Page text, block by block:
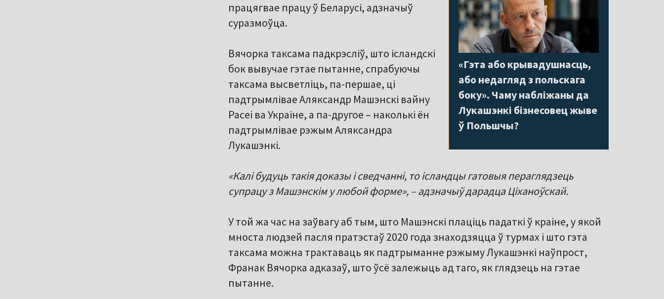
«Гэта або крывадушнасць,
або недагляд з польскага
боку». Чаму набліжаны да
Лукашэнкі бізнесовец жыве
ў Польшчы?
працягвае працу ў Беларусі, адзначыў
суразмоўца.
Вячорка таксама падкрэсліў, што ісландскі
бок вывучае гэтае пытанне, спрабуючы
таксама высветліць, па-першае, ці
падтрымлівае Аляксандр Машэнскі вайну
Расеі ва Украіне, а па-другое – наколькі ён
падтрымлівае рэжым Аляксандра
Лукашэнкі.
«Калі будуць такія доказы і сведчанні, то ісландцы гатовыя пераглядзець
супрацу з Машэнскім у любой форме», – адзначыў дарадца Ціханоўскай.
У той жа час на заўвагу аб тым, што Машэнскі плаціць падаткі ў краіне, у якой
мноста людзей пасля пратэстаў 2020 года знаходзяцца ў турмах і што гэта
таксама можна трактаваць як падтрыманне рэжыму Лукашэнкі наўпрост,
Франак Вячорка адказаў, што ўсё залежыць ад таго, як глядзець на гэтае
пытанне.